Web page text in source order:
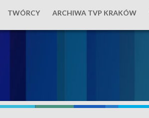
TWÓRCY ARCHIWA TVP KRAKÓW